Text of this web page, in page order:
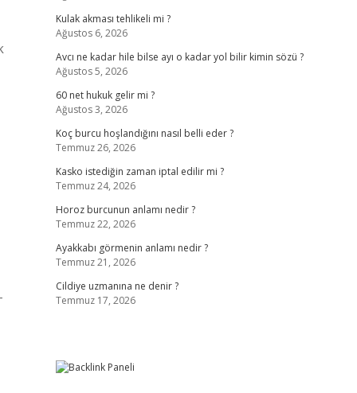
Kulak akması tehlikeli mi ?
Ağustos 6, 2026
Avcı ne kadar hile bilse ayı o kadar yol bilir kimin sözü ?
Ağustos 5, 2026
60 net hukuk gelir mi ?
Ağustos 3, 2026
Koç burcu hoşlandığını nasıl belli eder ?
Temmuz 26, 2026
Kasko istediğin zaman iptal edilir mi ?
Temmuz 24, 2026
Horoz burcunun anlamı nedir ?
Temmuz 22, 2026
Ayakkabı görmenin anlamı nedir ?
Temmuz 21, 2026
Cildiye uzmanına ne denir ?
Temmuz 17, 2026